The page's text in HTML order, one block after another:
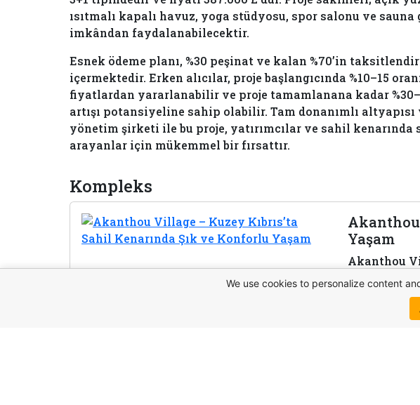
ısıtmalı kapalı havuz, yoga stüdyosu, spor salonu ve
imkândan faydalanabilecektir.
Esnek ödeme planı, %30 peşinat ve kalan %70’in
içermektedir. Erken alıcılar, proje başlangıcında %10–15
fiyatlardan yararlanabilir ve proje tamamlanana kadar
artışı potansiyeline sahip olabilir. Tam donanımlı
yönetim şirketi ile bu proje, yatırımcılar ve sahil kenarında
arayanlar için mükemmel bir fırsattır.
Kompleks
Akanthou
Yaşam
Akanthou
projesidir.
yaşamı
We use cookies to personalize content